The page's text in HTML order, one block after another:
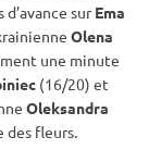
surEma
Olena
une minute
(16/20) et
Oleksandra
des fleurs.